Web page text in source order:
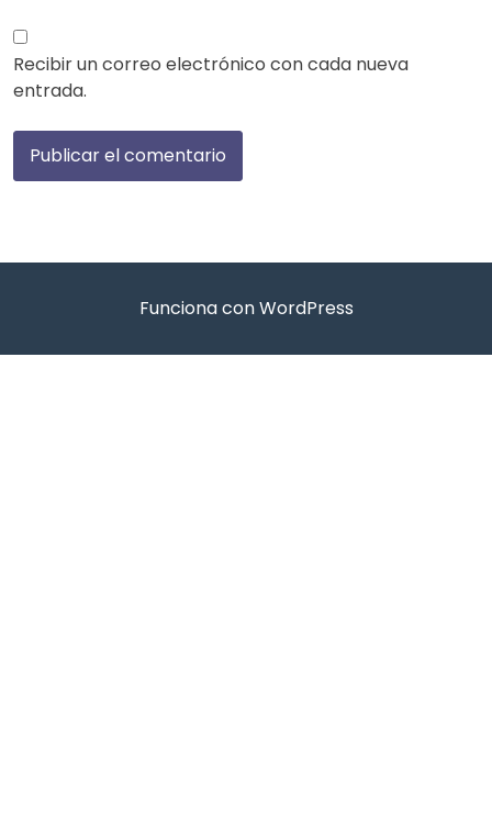
Recibir un correo electrónico con cada nueva
entrada.
Funciona con WordPress